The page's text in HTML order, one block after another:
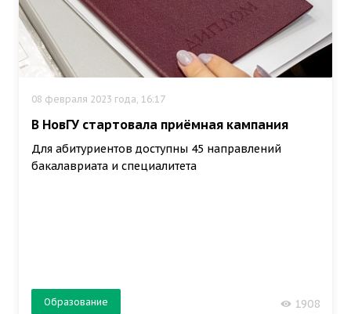
08 февраля 2023 года, 16:17
В НовГУ стартовала приёмная кампания
Для абитуриентов доступны 45 направлений
бакалавриата и специалитета
Образование 1908